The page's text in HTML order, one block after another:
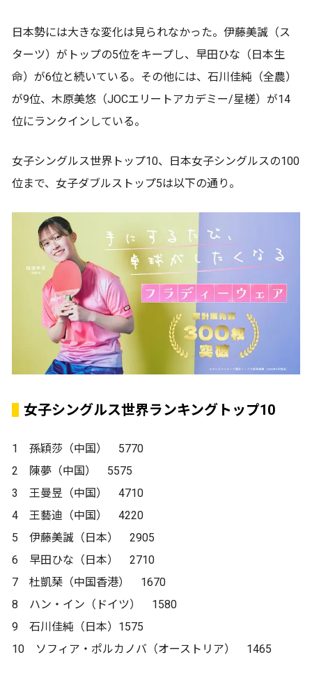
日本勢には大きな変化は見られなかった。伊藤美誠（ス
ターツ）がトップの5位をキープし、早田ひな（日本生
命）が6位と続いている。その他には、石川佳純（全農）
が9位、木原美悠（JOCエリートアカデミー/星槎）が14
位にランクインしている。
女子シングルス世界トップ10、日本女子シングルスの100
位まで、女子ダブルストップ5は以下の通り。
女子シングルス世界ランキングトップ10
1 孫穎莎（中国） 5770
2 陳夢（中国） 5575
3 王曼昱（中国） 4710
4 王藝迪（中国） 4220
5 伊藤美誠（日本） 2905
6 早田ひな（日本） 2710
7 杜凱琹（中国香港） 1670
8 ハン・イン（ドイツ） 1580
9 石川佳純（日本）1575
10 ソフィア・ポルカノバ（オーストリア） 1465